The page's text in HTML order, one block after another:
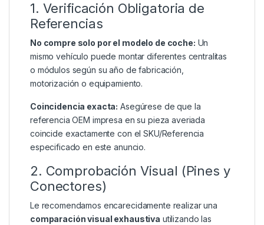
1. Verificación Obligatoria de
Referencias
No compre solo por el modelo de coche: Un
mismo vehículo puede montar diferentes centralitas
o módulos según su año de fabricación,
motorización o equipamiento.
Coincidencia exacta: Asegúrese de que la
referencia OEM impresa en su pieza averiada
coincide exactamente con el SKU/Referencia
especificado en este anuncio.
2. Comprobación Visual (Pines y
Conectores)
Le recomendamos encarecidamente realizar una
comparación visual exhaustiva utilizando las